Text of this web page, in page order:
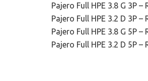
Pajero Full HPE 3.8 G 3P –
Pajero Full HPE 3.2 D 3P –
Pajero Full HPE 3.8 G 5P –
Pajero Full HPE 3.2 D 5P –